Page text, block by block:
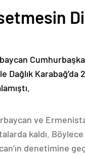
Dağlık
ve
kaldı.
denetimine